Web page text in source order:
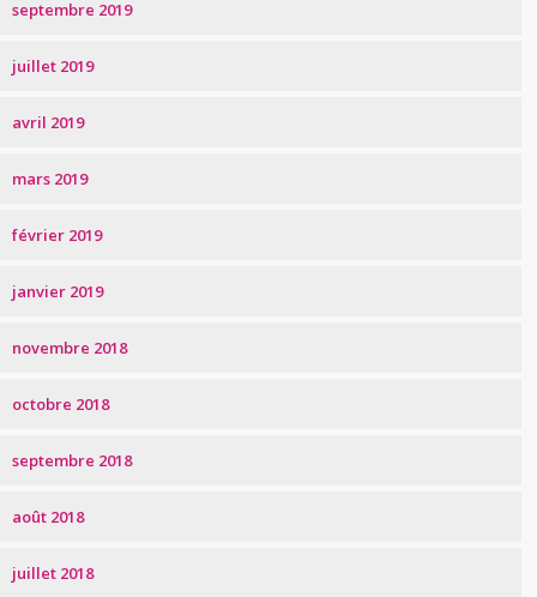
septembre 2019
juillet 2019
avril 2019
mars 2019
février 2019
janvier 2019
novembre 2018
octobre 2018
septembre 2018
août 2018
juillet 2018